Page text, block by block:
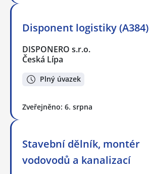
Disponent logistiky (A384)
DISPONERO s.r.o.
Česká Lípa
Plný úvazek
Zveřejněno: 6. srpna
Stavební dělník, montér
vodovodů a kanalizací